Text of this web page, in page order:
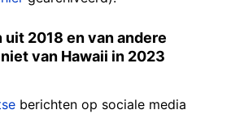
uit 2018 en van andere
van Hawaii in 2023
berichten op sociale media